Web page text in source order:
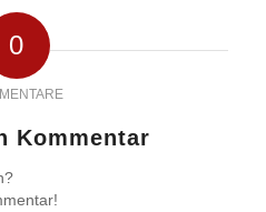
0
Kommentar